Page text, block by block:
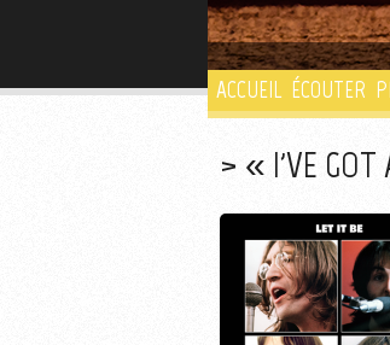
ACCUEIL ÉCOUTER
« I'VE GOT